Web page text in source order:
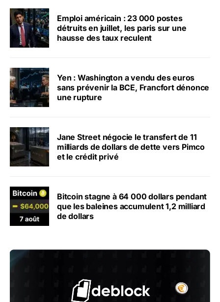
Emploi américain : 23 000 postes
détruits en juillet, les paris sur une
hausse des taux reculent
Yen : Washington a vendu des euros
sans prévenir la BCE, Francfort dénonce
une rupture
Jane Street négocie le transfert de 11
milliards de dollars de dette vers Pimco
et le crédit privé
Bitcoin stagne à 64 000 dollars pendant
que les baleines accumulent 1,2 milliard
de dollars